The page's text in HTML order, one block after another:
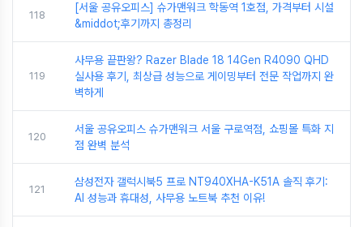
118
[서울 공유오피스] 슈가맨워크 학동역 1호점, 가격부터 시설
&middot;후기까지 총정리
119
사무용 끝판왕? Razer Blade 18 14Gen R4090 QHD
실사용 후기, 최상급 성능으로 게이밍부터 전문 작업까지 완
벽하게
120
서울 공유오피스 슈가맨워크 서울 구로역점, 쇼핑몰 특화 지
점 완벽 분석
121
삼성전자 갤럭시북5 프로 NT940XHA-K51A 솔직 후기:
AI 성능과 휴대성, 사무용 노트북 추천 이유!